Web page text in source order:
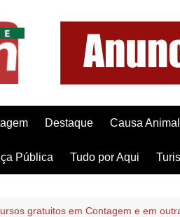
Destaque Causa Animal
Pública Tudo por Aqui
gratuitos em Contagem e em